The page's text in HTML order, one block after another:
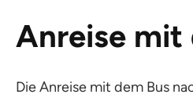
Anreise mit
Die Anreise mit dem Bus